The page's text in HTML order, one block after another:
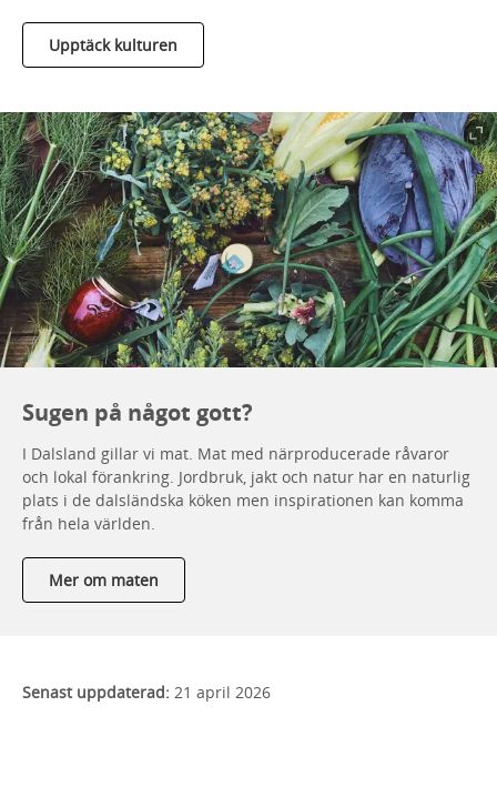
Upptäck kulturen
Sugen på något gott?
I Dalsland gillar vi mat. Mat med närproducerade råvaror
och lokal förankring. Jordbruk, jakt och natur har en naturlig
plats i de dalsländska köken men inspirationen kan komma
från hela världen.
Mer om maten
Senast uppdaterad: 21 april 2026